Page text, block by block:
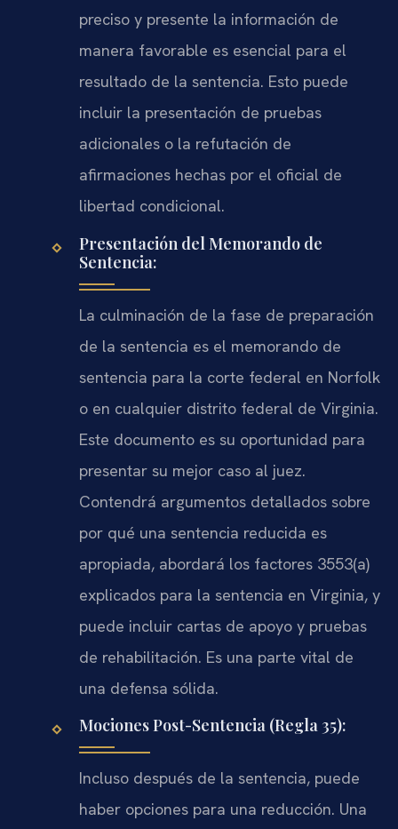
preciso y presente la información de
manera favorable es esencial para el
resultado de la sentencia. Esto puede
incluir la presentación de pruebas
adicionales o la refutación de
afirmaciones hechas por el oficial de
libertad condicional.
Presentación del Memorando de
Sentencia:
La culminación de la fase de preparación
de la sentencia es el memorando de
sentencia para la corte federal en Norfolk
o en cualquier distrito federal de Virginia.
Este documento es su oportunidad para
presentar su mejor caso al juez.
Contendrá argumentos detallados sobre
por qué una sentencia reducida es
apropiada, abordará los factores 3553(a)
explicados para la sentencia en Virginia, y
puede incluir cartas de apoyo y pruebas
de rehabilitación. Es una parte vital de
una defensa sólida.
Mociones Post-Sentencia (Regla 35):
Incluso después de la sentencia, puede
haber opciones para una reducción. Una